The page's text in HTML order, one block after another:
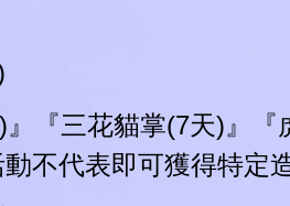
『三花貓掌(7天)』『
不代表即可獲得特定